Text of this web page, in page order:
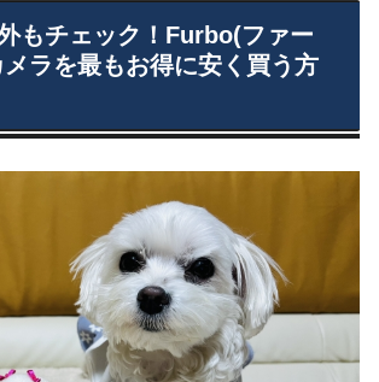
もチェック！Furbo(ファー
ラを最もお得に安く買う方